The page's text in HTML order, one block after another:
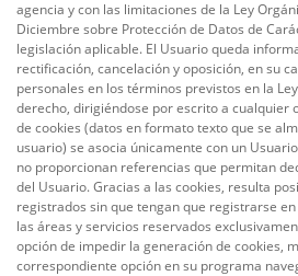
agencia y con las limitaciones de la Ley
Diciembre sobre Protección de Datos de
legislación aplicable. El Usuario queda
rectificación, cancelación y oposición, en su
personales en los términos previstos en la
derecho, dirigiéndose por escrito a cualquier
de cookies (datos en formato texto que se
usuario) se asocia únicamente con un
no proporcionan referencias que permitan
del Usuario. Gracias a las cookies, resulta
registrados sin que tengan que registrarse
las áreas y servicios reservados
opción de impedir la generación de cookies,
correspondiente opción en su programa